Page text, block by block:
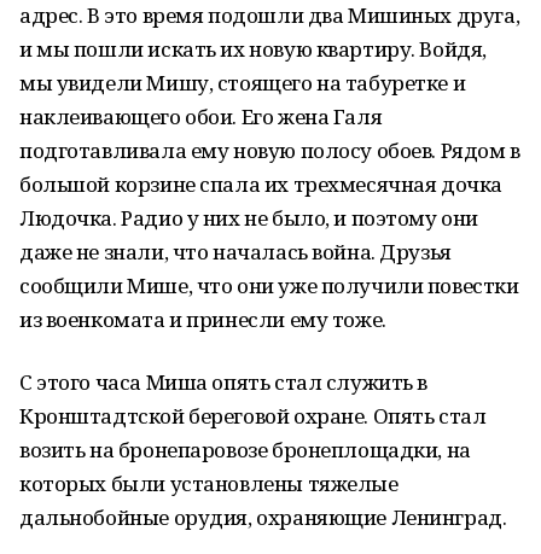
адрес. В это время подошли два Мишиных друга,
и мы пошли искать их новую квартиру. Войдя,
мы увидели Мишу, стоящего на табуретке и
наклеивающего обои. Его жена Галя
подготавливала ему новую полосу обоев. Рядом в
большой корзине спала их трехмесячная дочка
Людочка. Радио у них не было, и поэтому они
даже не знали, что началась война. Друзья
сообщили Мише, что они уже получили повестки
из военкомата и принесли ему тоже.
С этого часа Миша опять стал служить в
Кронштадтской береговой охране. Опять стал
возить на бронепаровозе бронеплощадки, на
которых были установлены тяжелые
дальнобойные орудия, охраняющие Ленинград.